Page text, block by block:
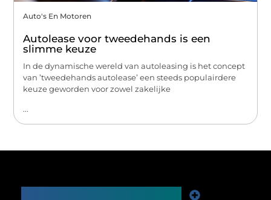
Auto's En Motoren
Autolease voor tweedehands is een
slimme keuze
In de dynamische wereld van autoleasing is het concept
van ’tweedehands autolease’ een steeds populairdere
keuze geworden voor zowel zakelijke
...